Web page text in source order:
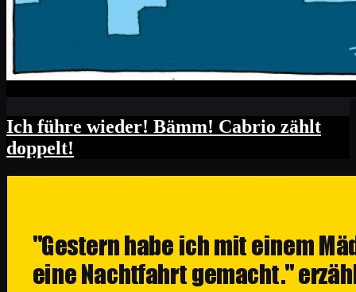
Ich führe wieder! Bämm! Cabrio zählt
doppelt!